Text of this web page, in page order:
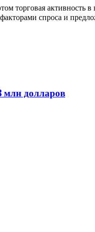
торговая активность
спроса и
млн долларов